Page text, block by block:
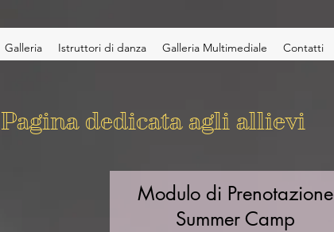
Galleria Istruttori di danza Galleria Multimediale Contatti
Pagina dedicata agli allievi
Modulo di Prenotazione
Summer Camp